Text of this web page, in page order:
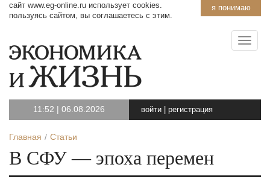
я понимаю
сайт www.eg-online.ru использует cookies.
пользуясь сайтом, вы соглашаетесь с этим.
11:52 | 06.08.2026 войти регистрация
Главная Статьи
В СФУ — эпоха перемен